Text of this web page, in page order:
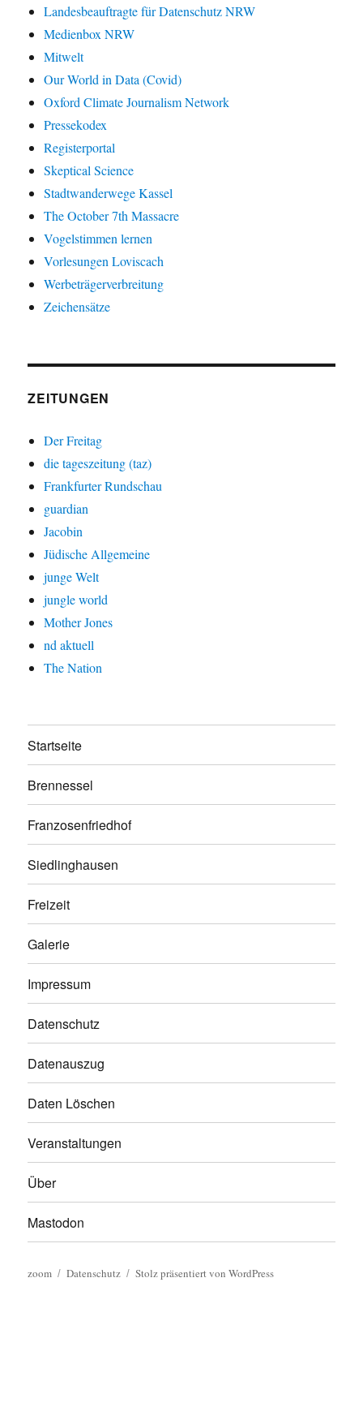
Landesbeauftragte für Datenschutz NRW
Medienbox NRW
Mitwelt
Our World in Data (Covid)
Oxford Climate Journalism Network
Pressekodex
Registerportal
Skeptical Science
Stadtwanderwege Kassel
The October 7th Massacre
Vogelstimmen lernen
Vorlesungen Loviscach
Werbeträgerverbreitung
Zeichensätze
ZEITUNGEN
Der Freitag
die tageszeitung (taz)
Frankfurter Rundschau
guardian
Jacobin
Jüdische Allgemeine
junge Welt
jungle world
Mother Jones
nd aktuell
The Nation
Startseite
Brennessel
Franzosenfriedhof
Siedlinghausen
Freizeit
Galerie
Impressum
Datenschutz
Datenauszug
Daten Löschen
Veranstaltungen
Über
Mastodon
zoom Datenschutz Stolz präsentiert von WordPress